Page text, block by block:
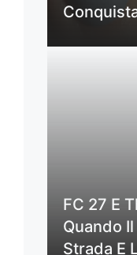
FC 27 E
Quando
Strada E